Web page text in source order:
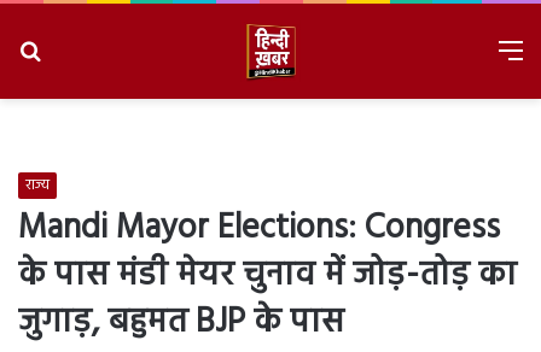
राज्य
Mandi Mayor Elections: Congress
के पास मंडी मेयर चुनाव में जोड़-तोड़ का
जुगाड़, बहुमत BJP के पास